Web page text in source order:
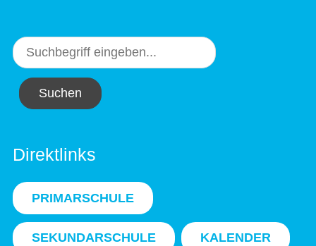
Direktlinks
PRIMARSCHULE
SEKUNDARSCHULE KALENDER
Suchen